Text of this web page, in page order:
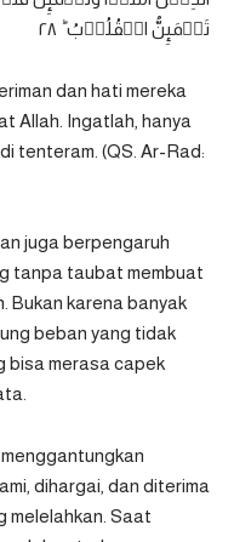
تَطۡمَٮِٕنُّ الۡقُلُوۡبُ ؕ‏ ٢٨
dan hati mereka
Allah. Ingatlah, hanya
tenteram. (QS. Ar-Rad:
juga berpengaruh
tanpa taubat membuat
Bukan karena banyak
beban yang tidak
bisa merasa capek
dihargai, dan diterima
melelahkan. Saat